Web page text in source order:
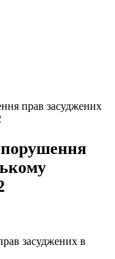
прав засуджених